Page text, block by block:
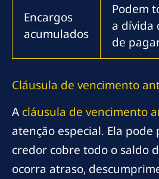
Encargos
acumulados
Podem
a dívida
de
Cláusula de vencimento
A cláusula de vencimento
atenção especial. Ela
credor cobre todo o saldo
ocorra atraso,